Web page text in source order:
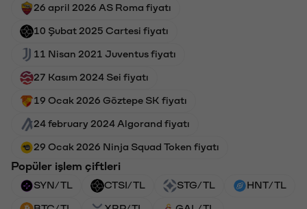
26 april 2026 AS Roma fiyatı
10 Şubat 2025 Cartesi fiyatı
11 Nisan 2021 Juventus fiyatı
27 Kasım 2024 Sei fiyatı
19 Ocak 2026 Göztepe SK fiyatı
24 february 2024 Algorand fiyatı
29 Ocak 2026 Ninja Squad Token fiyatı
Popüler işlem çiftleri
SYN/TL CTSI/TL STG/TL HNT/TL